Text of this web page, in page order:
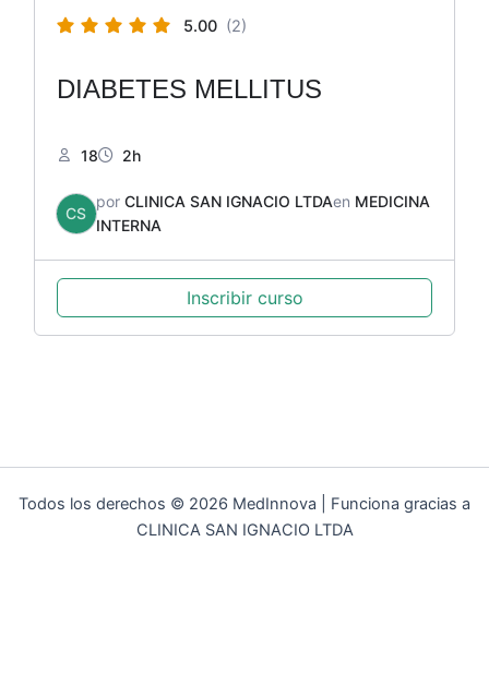
5.00 (2)
DIABETES MELLITUS
18 2h
CS
por CLINICA SAN IGNACIO LTDAen MEDICINA
INTERNA
Inscribir curso
Todos los derechos © 2026 MedInnova | Funciona gracias a
CLINICA SAN IGNACIO LTDA